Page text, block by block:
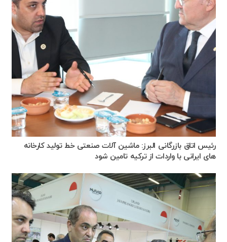
رئیس اتاق بازرگانی البرز: ماشین آلات صنعتی خط تولید کارخانه
های ایرانی با واردات از ترکیه تامین شود